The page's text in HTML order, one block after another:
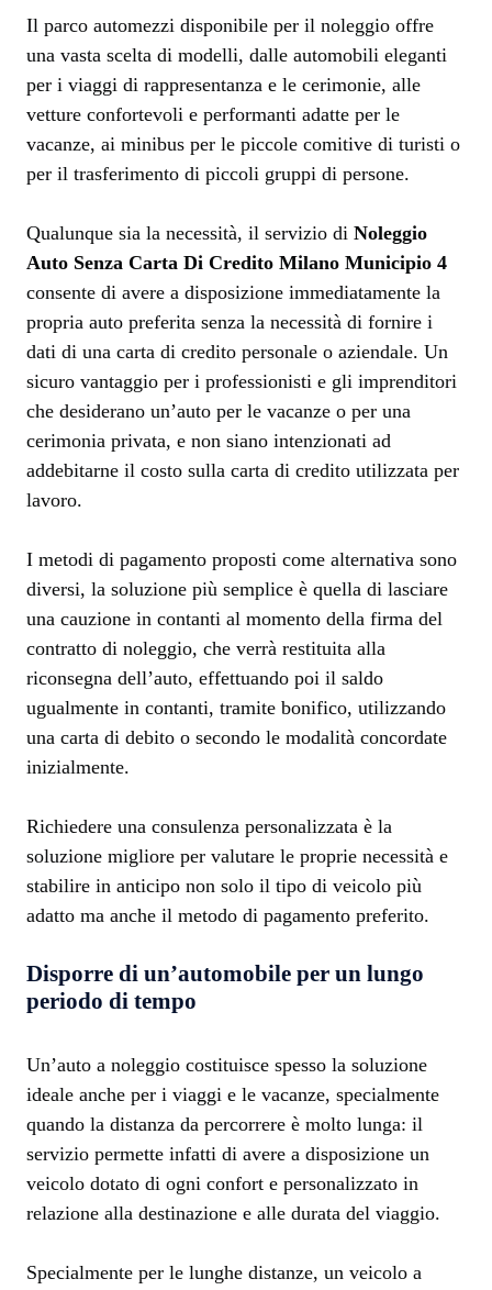
Il parco automezzi disponibile per il noleggio offre
una vasta scelta di modelli, dalle automobili eleganti
per i viaggi di rappresentanza e le cerimonie, alle
vetture confortevoli e performanti adatte per le
vacanze, ai minibus per le piccole comitive di turisti o
per il trasferimento di piccoli gruppi di persone.
Qualunque sia la necessità, il servizio di Noleggio
Auto Senza Carta Di Credito Milano Municipio 4
consente di avere a disposizione immediatamente la
propria auto preferita senza la necessità di fornire i
dati di una carta di credito personale o aziendale. Un
sicuro vantaggio per i professionisti e gli imprenditori
che desiderano un’auto per le vacanze o per una
cerimonia privata, e non siano intenzionati ad
addebitarne il costo sulla carta di credito utilizzata per
lavoro.
I metodi di pagamento proposti come alternativa sono
diversi, la soluzione più semplice è quella di lasciare
una cauzione in contanti al momento della firma del
contratto di noleggio, che verrà restituita alla
riconsegna dell’auto, effettuando poi il saldo
ugualmente in contanti, tramite bonifico, utilizzando
una carta di debito o secondo le modalità concordate
inizialmente.
Richiedere una consulenza personalizzata è la
soluzione migliore per valutare le proprie necessità e
stabilire in anticipo non solo il tipo di veicolo più
adatto ma anche il metodo di pagamento preferito.
Disporre di un’automobile per un lungo
periodo di tempo
Un’auto a noleggio costituisce spesso la soluzione
ideale anche per i viaggi e le vacanze, specialmente
quando la distanza da percorrere è molto lunga: il
servizio permette infatti di avere a disposizione un
veicolo dotato di ogni confort e personalizzato in
relazione alla destinazione e alle durata del viaggio.
Specialmente per le lunghe distanze, un veicolo a